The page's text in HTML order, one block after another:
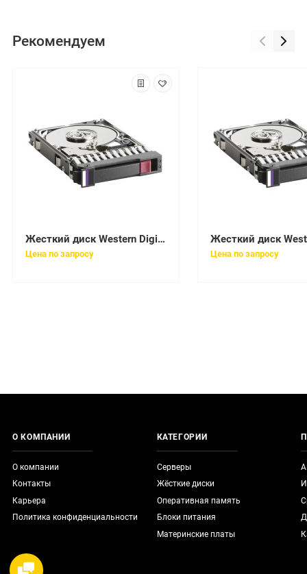
Рекомендуем
Жесткий диск Western Digital Caviar 7200 SE 250Gb (U100/7200/8Mb) IDE(WD2500JB-22REA0)
Цена по запросу Цена по запросу
О КОМПАНИИ
О компании
Контакты
Карьера
Политика конфиденциальности
КАТЕГОРИИ
Серверы
Жёсткие диски
Оперативная память
Блоки питания
Материнские платы